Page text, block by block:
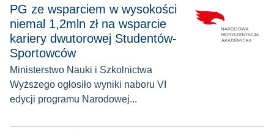
PG ze wsparciem w wysokości
niemal 1,2mln zł na wsparcie
kariery dwutorowej Studentów-
Sportowców
Ministerstwo Nauki i Szkolnictwa
Wyższego ogłosiło wyniki naboru VI
edycji programu Narodowej...